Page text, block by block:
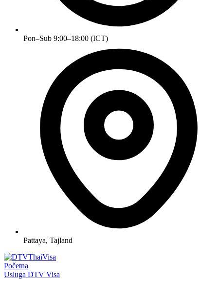
Pon–Sub 9:00–18:00 (ICT)
Pattaya, Tajland
Početna
Usluga DTV Visa